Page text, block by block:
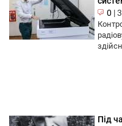
0 |
Під